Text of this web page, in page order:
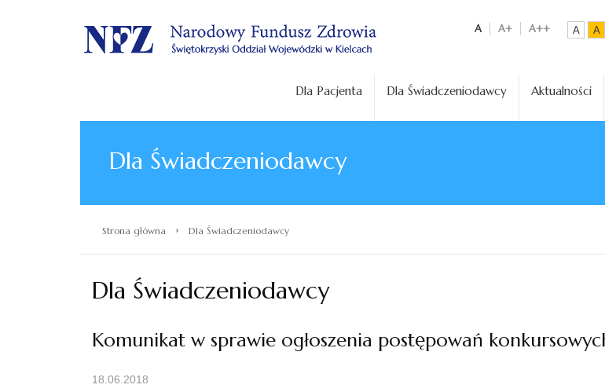
. A A+ A++ A A
Dla Pacjenta Dla Świadczeniodawcy Aktualności
Dla Świadczeniodawcy
Strona główna › Dla Świadczeniodawcy
Dla Świadczeniodawcy
Komunikat w sprawie ogłoszenia postępowań
18.06.2018